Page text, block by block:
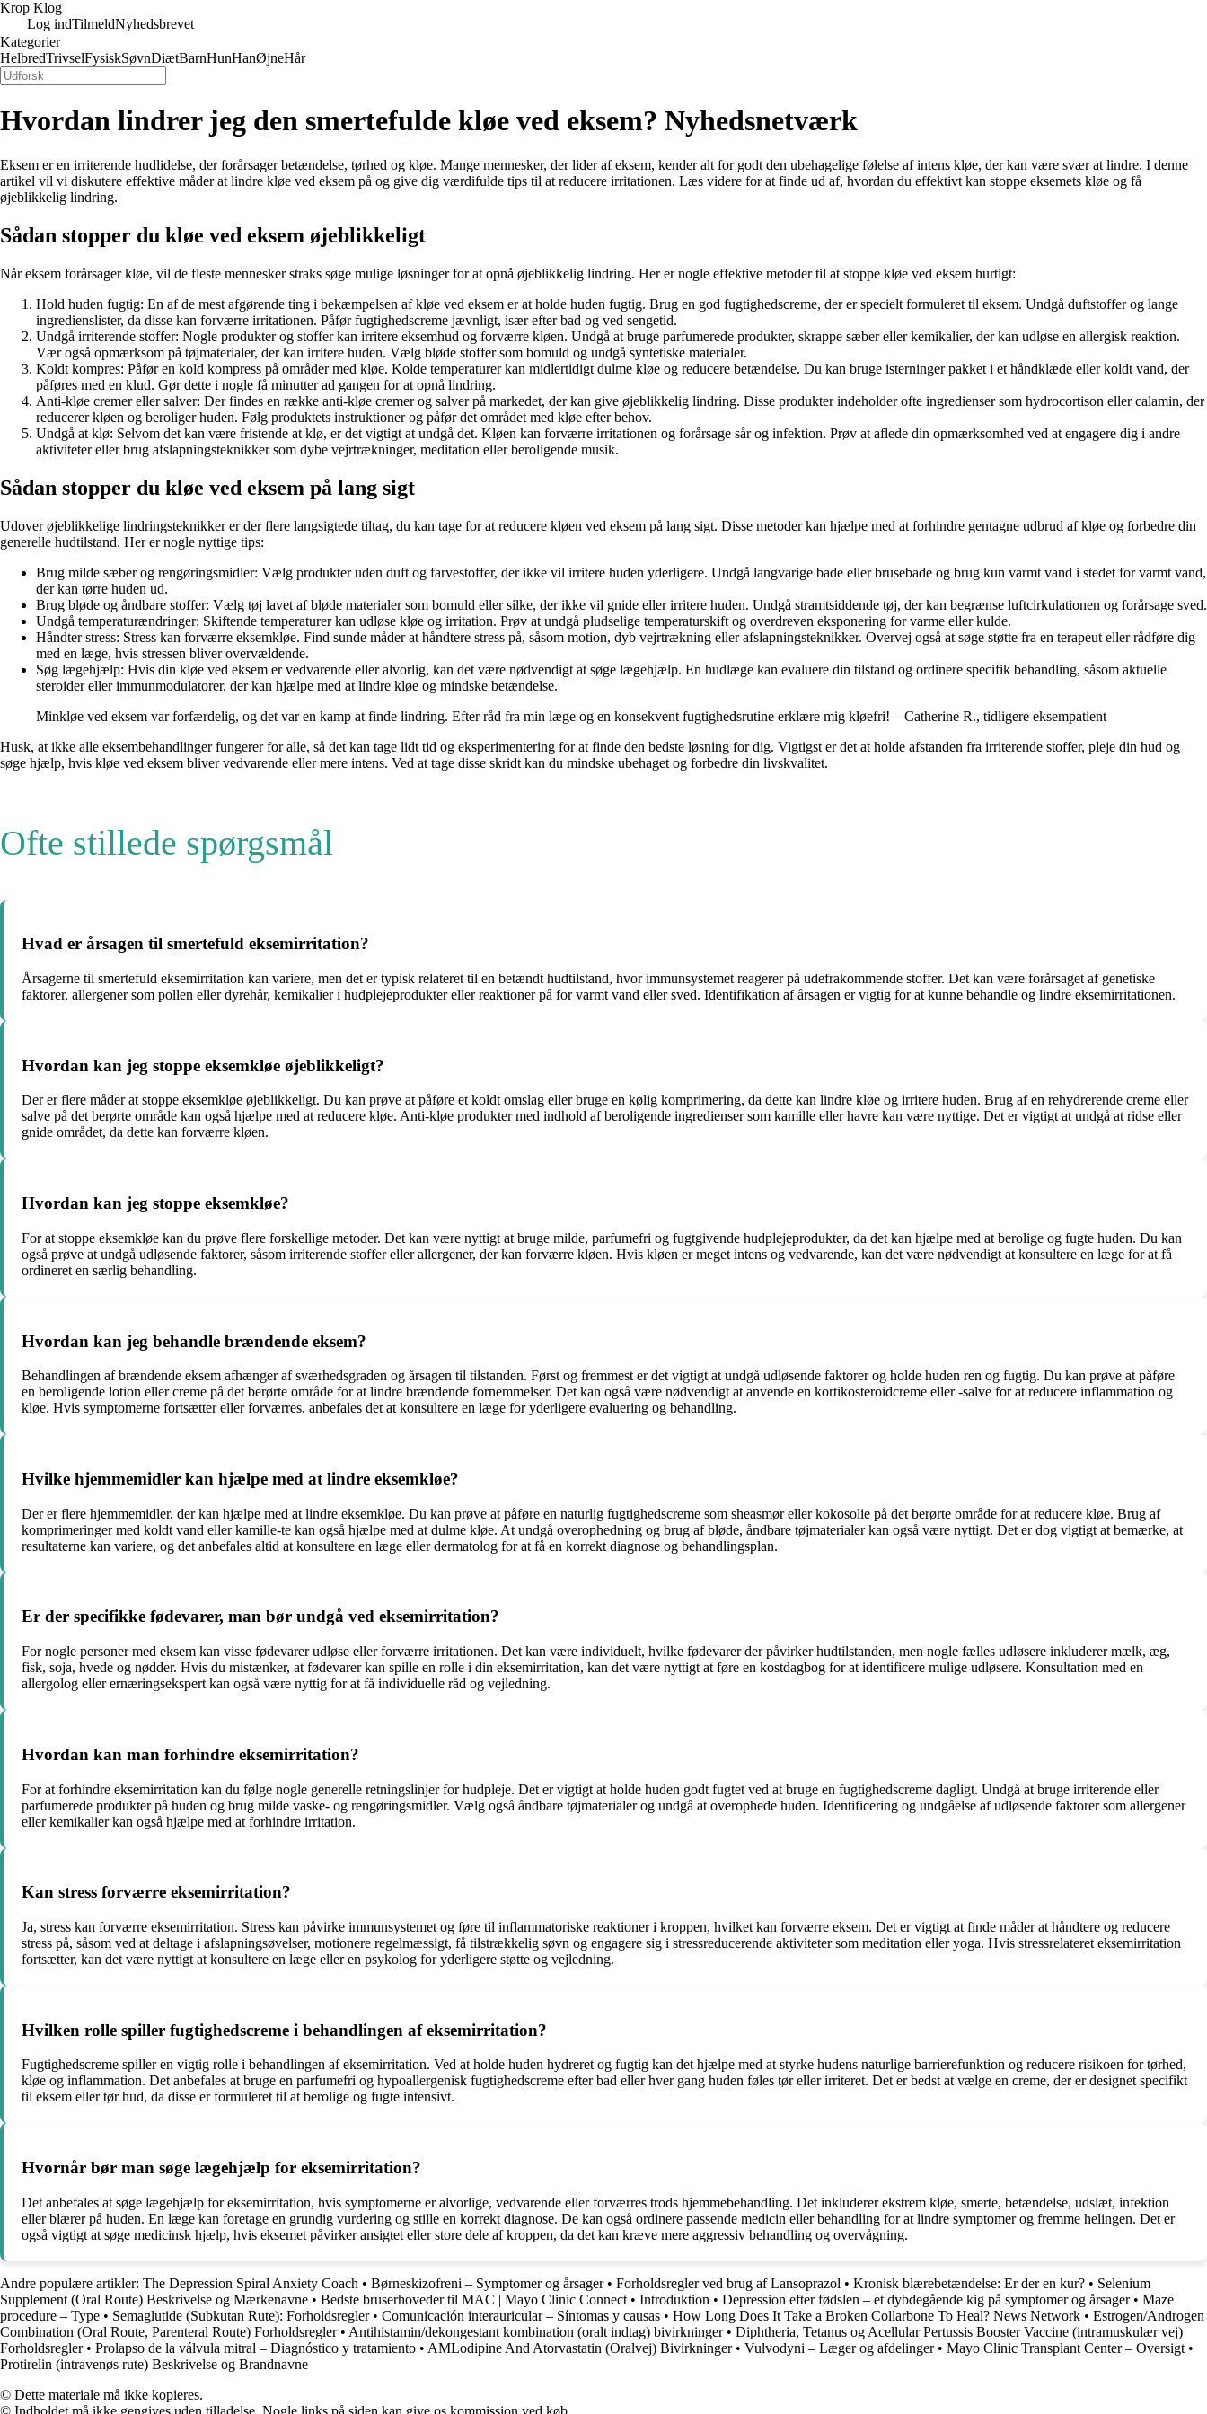
Krop Klog
Log indTilmeldNyhedsbrevet
Kategorier
HelbredTrivselFysiskSøvnDiætBarnHunHanØjneHår
Hvordan lindrer jeg den smertefulde kløe ved eksem? Nyhedsnetværk
Eksem er en irriterende hudlidelse, der forårsager betændelse, tørhed og kløe. Mange mennesker, der lider af eksem, kender alt for godt den ubehagelige følelse af intens kløe, der kan være svær at lindre. I denne
artikel vil vi diskutere effektive måder at lindre kløe ved eksem på og give dig værdifulde tips til at reducere irritationen. Læs videre for at finde ud af, hvordan du effektivt kan stoppe eksemets kløe og få
øjeblikkelig lindring.
Sådan stopper du kløe ved eksem øjeblikkeligt
Når eksem forårsager kløe, vil de fleste mennesker straks søge mulige løsninger for at opnå øjeblikkelig lindring. Her er nogle effektive metoder til at stoppe kløe ved eksem hurtigt:
Hold huden fugtig: En af de mest afgørende ting i bekæmpelsen af kløe ved eksem er at holde huden fugtig. Brug en god fugtighedscreme, der er specielt formuleret til eksem. Undgå duftstoffer og lange
ingredienslister, da disse kan forværre irritationen. Påfør fugtighedscreme jævnligt, især efter bad og ved sengetid.
Undgå irriterende stoffer: Nogle produkter og stoffer kan irritere eksemhud og forværre kløen. Undgå at bruge parfumerede produkter, skrappe sæber eller kemikalier, der kan udløse en allergisk reaktion.
Vær også opmærksom på tøjmaterialer, der kan irritere huden. Vælg bløde stoffer som bomuld og undgå syntetiske materialer.
Koldt kompres: Påfør en kold kompress på områder med kløe. Kolde temperaturer kan midlertidigt dulme kløe og reducere betændelse. Du kan bruge isterninger pakket i et håndklæde eller koldt vand, der
påføres med en klud. Gør dette i nogle få minutter ad gangen for at opnå lindring.
Anti-kløe cremer eller salver: Der findes en række anti-kløe cremer og salver på markedet, der kan give øjeblikkelig lindring. Disse produkter indeholder ofte ingredienser som hydrocortison eller calamin, der
reducerer kløen og beroliger huden. Følg produktets instruktioner og påfør det området med kløe efter behov.
Undgå at klø: Selvom det kan være fristende at klø, er det vigtigt at undgå det. Kløen kan forværre irritationen og forårsage sår og infektion. Prøv at aflede din opmærksomhed ved at engagere dig i andre
aktiviteter eller brug afslapningsteknikker som dybe vejrtrækninger, meditation eller beroligende musik.
Sådan stopper du kløe ved eksem på lang sigt
Udover øjeblikkelige lindringsteknikker er der flere langsigtede tiltag, du kan tage for at reducere kløen ved eksem på lang sigt. Disse metoder kan hjælpe med at forhindre gentagne udbrud af kløe og forbedre din
generelle hudtilstand. Her er nogle nyttige tips:
Brug milde sæber og rengøringsmidler: Vælg produkter uden duft og farvestoffer, der ikke vil irritere huden yderligere. Undgå langvarige bade eller brusebade og brug kun varmt vand i stedet for varmt vand,
der kan tørre huden ud.
Brug bløde og åndbare stoffer: Vælg tøj lavet af bløde materialer som bomuld eller silke, der ikke vil gnide eller irritere huden. Undgå stramtsiddende tøj, der kan begrænse luftcirkulationen og forårsage sved.
Undgå temperaturændringer: Skiftende temperaturer kan udløse kløe og irritation. Prøv at undgå pludselige temperaturskift og overdreven eksponering for varme eller kulde.
Håndter stress: Stress kan forværre eksemkløe. Find sunde måder at håndtere stress på, såsom motion, dyb vejrtrækning eller afslapningsteknikker. Overvej også at søge støtte fra en terapeut eller rådføre dig
med en læge, hvis stressen bliver overvældende.
Søg lægehjælp: Hvis din kløe ved eksem er vedvarende eller alvorlig, kan det være nødvendigt at søge lægehjælp. En hudlæge kan evaluere din tilstand og ordinere specifik behandling, såsom aktuelle
steroider eller immunmodulatorer, der kan hjælpe med at lindre kløe og mindske betændelse.
Minkløe ved eksem var forfærdelig, og det var en kamp at finde lindring. Efter råd fra min læge og en konsekvent fugtighedsrutine erklære mig kløefri! – Catherine R., tidligere eksempatient
Husk, at ikke alle eksembehandlinger fungerer for alle, så det kan tage lidt tid og eksperimentering for at finde den bedste løsning for dig. Vigtigst er det at holde afstanden fra irriterende stoffer, pleje din hud og
søge hjælp, hvis kløe ved eksem bliver vedvarende eller mere intens. Ved at tage disse skridt kan du mindske ubehaget og forbedre din livskvalitet.
Ofte stillede spørgsmål
Hvad er årsagen til smertefuld eksemirritation?
Årsagerne til smertefuld eksemirritation kan variere, men det er typisk relateret til en betændt hudtilstand, hvor immunsystemet reagerer på udefrakommende stoffer. Det kan være forårsaget af genetiske
faktorer, allergener som pollen eller dyrehår, kemikalier i hudplejeprodukter eller reaktioner på for varmt vand eller sved. Identifikation af årsagen er vigtig for at kunne behandle og lindre eksemirritationen.
Hvordan kan jeg stoppe eksemkløe øjeblikkeligt?
Der er flere måder at stoppe eksemkløe øjeblikkeligt. Du kan prøve at påføre et koldt omslag eller bruge en kølig komprimering, da dette kan lindre kløe og irritere huden. Brug af en rehydrerende creme eller
salve på det berørte område kan også hjælpe med at reducere kløe. Anti-kløe produkter med indhold af beroligende ingredienser som kamille eller havre kan være nyttige. Det er vigtigt at undgå at ridse eller
gnide området, da dette kan forværre kløen.
Hvordan kan jeg stoppe eksemkløe?
For at stoppe eksemkløe kan du prøve flere forskellige metoder. Det kan være nyttigt at bruge milde, parfumefri og fugtgivende hudplejeprodukter, da det kan hjælpe med at berolige og fugte huden. Du kan
også prøve at undgå udløsende faktorer, såsom irriterende stoffer eller allergener, der kan forværre kløen. Hvis kløen er meget intens og vedvarende, kan det være nødvendigt at konsultere en læge for at få
ordineret en særlig behandling.
Hvordan kan jeg behandle brændende eksem?
Behandlingen af brændende eksem afhænger af sværhedsgraden og årsagen til tilstanden. Først og fremmest er det vigtigt at undgå udløsende faktorer og holde huden ren og fugtig. Du kan prøve at påføre
en beroligende lotion eller creme på det berørte område for at lindre brændende fornemmelser. Det kan også være nødvendigt at anvende en kortikosteroidcreme eller -salve for at reducere inflammation og
kløe. Hvis symptomerne fortsætter eller forværres, anbefales det at konsultere en læge for yderligere evaluering og behandling.
Hvilke hjemmemidler kan hjælpe med at lindre eksemkløe?
Der er flere hjemmemidler, der kan hjælpe med at lindre eksemkløe. Du kan prøve at påføre en naturlig fugtighedscreme som sheasmør eller kokosolie på det berørte område for at reducere kløe. Brug af
komprimeringer med koldt vand eller kamille-te kan også hjælpe med at dulme kløe. At undgå overophedning og brug af bløde, åndbare tøjmaterialer kan også være nyttigt. Det er dog vigtigt at bemærke, at
resultaterne kan variere, og det anbefales altid at konsultere en læge eller dermatolog for at få en korrekt diagnose og behandlingsplan.
Er der specifikke fødevarer, man bør undgå ved eksemirritation?
For nogle personer med eksem kan visse fødevarer udløse eller forværre irritationen. Det kan være individuelt, hvilke fødevarer der påvirker hudtilstanden, men nogle fælles udløsere inkluderer mælk, æg,
fisk, soja, hvede og nødder. Hvis du mistænker, at fødevarer kan spille en rolle i din eksemirritation, kan det være nyttigt at føre en kostdagbog for at identificere mulige udløsere. Konsultation med en
allergolog eller ernæringsekspert kan også være nyttig for at få individuelle råd og vejledning.
Hvordan kan man forhindre eksemirritation?
For at forhindre eksemirritation kan du følge nogle generelle retningslinjer for hudpleje. Det er vigtigt at holde huden godt fugtet ved at bruge en fugtighedscreme dagligt. Undgå at bruge irriterende eller
parfumerede produkter på huden og brug milde vaske- og rengøringsmidler. Vælg også åndbare tøjmaterialer og undgå at overophede huden. Identificering og undgåelse af udløsende faktorer som allergener
eller kemikalier kan også hjælpe med at forhindre irritation.
Kan stress forværre eksemirritation?
Ja, stress kan forværre eksemirritation. Stress kan påvirke immunsystemet og føre til inflammatoriske reaktioner i kroppen, hvilket kan forværre eksem. Det er vigtigt at finde måder at håndtere og reducere
stress på, såsom ved at deltage i afslapningsøvelser, motionere regelmæssigt, få tilstrækkelig søvn og engagere sig i stressreducerende aktiviteter som meditation eller yoga. Hvis stressrelateret eksemirritation
fortsætter, kan det være nyttigt at konsultere en læge eller en psykolog for yderligere støtte og vejledning.
Hvilken rolle spiller fugtighedscreme i behandlingen af eksemirritation?
Fugtighedscreme spiller en vigtig rolle i behandlingen af eksemirritation. Ved at holde huden hydreret og fugtig kan det hjælpe med at styrke hudens naturlige barrierefunktion og reducere risikoen for tørhed,
kløe og inflammation. Det anbefales at bruge en parfumefri og hypoallergenisk fugtighedscreme efter bad eller hver gang huden føles tør eller irriteret. Det er bedst at vælge en creme, der er designet specifikt
til eksem eller tør hud, da disse er formuleret til at berolige og fugte intensivt.
Hvornår bør man søge lægehjælp for eksemirritation?
Det anbefales at søge lægehjælp for eksemirritation, hvis symptomerne er alvorlige, vedvarende eller forværres trods hjemmebehandling. Det inkluderer ekstrem kløe, smerte, betændelse, udslæt, infektion
eller blærer på huden. En læge kan foretage en grundig vurdering og stille en korrekt diagnose. De kan også ordinere passende medicin eller behandling for at lindre symptomer og fremme helingen. Det er
også vigtigt at søge medicinsk hjælp, hvis eksemet påvirker ansigtet eller store dele af kroppen, da det kan kræve mere aggressiv behandling og overvågning.
Andre populære artikler: The Depression Spiral Anxiety Coach • Børneskizofreni – Symptomer og årsager• Forholdsregler ved brug af Lansoprazol • Kronisk blærebetændelse: Er der en kur? • Selenium
Supplement (Oral Route) Beskrivelse og Mærkenavne • Bedste bruserhoveder til MAC | Mayo Clinic Connect • Introduktion • Depression efter fødslen – et dybdegående kig på symptomer og årsager• Maze
procedure – Type • Semaglutide (Subkutan Rute): Forholdsregler• Comunicación interauricular – Síntomas y causas • How Long Does It Take a Broken Collarbone To Heal? News Network • Estrogen/Androgen
Combination (Oral Route, Parenteral Route) Forholdsregler • Antihistamin/dekongestant kombination (oralt indtag) bivirkninger• Diphtheria, Tetanus og Acellular Pertussis Booster Vaccine (intramuskulær vej)
Forholdsregler• Prolapso de la válvula mitral – Diagnóstico y tratamiento • AMLodipine And Atorvastatin (Oralvej) Bivirkninger• Vulvodyni – Læger og afdelinger• Mayo Clinic Transplant Center – Oversigt •
Protirelin (intravenøs rute) Beskrivelse og Brandnavne
© Dette materiale må ikke kopieres.
© Indholdet må ikke gengives uden tilladelse. Nogle links på siden kan give os kommission ved køb.